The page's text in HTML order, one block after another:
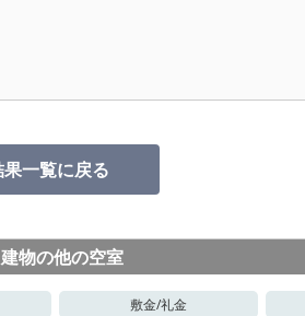
一覧に戻る
物の他の空室
敷金/礼金